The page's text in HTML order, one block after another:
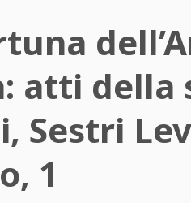
atti della
Sestri
1